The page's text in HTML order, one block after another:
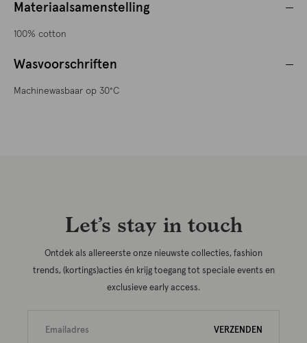
Materiaalsamenstelling
100% cotton
Wasvoorschriften
Machinewasbaar op 30°C
Let’s stay in touch
Ontdek als allereerste onze nieuwste collecties, fashion
trends, (kortings)acties én krijg toegang tot speciale events en
exclusieve early access.
VERZENDEN